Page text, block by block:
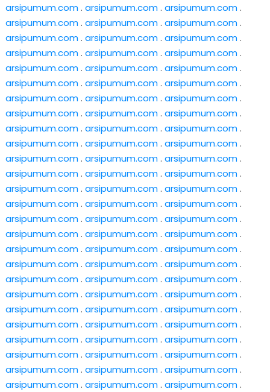
arsipumum.com. arsipumum.com. arsipumum.com.
arsipumum.com. arsipumum.com. arsipumum.com.
arsipumum.com. arsipumum.com. arsipumum.com.
arsipumum.com. arsipumum.com. arsipumum.com.
arsipumum.com. arsipumum.com. arsipumum.com.
arsipumum.com. arsipumum.com. arsipumum.com.
arsipumum.com. arsipumum.com. arsipumum.com.
arsipumum.com. arsipumum.com. arsipumum.com.
arsipumum.com. arsipumum.com. arsipumum.com.
arsipumum.com. arsipumum.com. arsipumum.com.
arsipumum.com. arsipumum.com. arsipumum.com.
arsipumum.com. arsipumum.com. arsipumum.com.
arsipumum.com. arsipumum.com. arsipumum.com.
arsipumum.com. arsipumum.com. arsipumum.com.
arsipumum.com. arsipumum.com. arsipumum.com.
arsipumum.com. arsipumum.com. arsipumum.com.
arsipumum.com. arsipumum.com. arsipumum.com.
arsipumum.com. arsipumum.com. arsipumum.com.
arsipumum.com. arsipumum.com. arsipumum.com.
arsipumum.com. arsipumum.com. arsipumum.com.
arsipumum.com. arsipumum.com. arsipumum.com.
arsipumum.com. arsipumum.com. arsipumum.com.
arsipumum.com. arsipumum.com. arsipumum.com.
arsipumum.com. arsipumum.com. arsipumum.com.
arsipumum.com. arsipumum.com. arsipumum.com.
arsipumum.com. arsipumum.com. arsipumum.com.